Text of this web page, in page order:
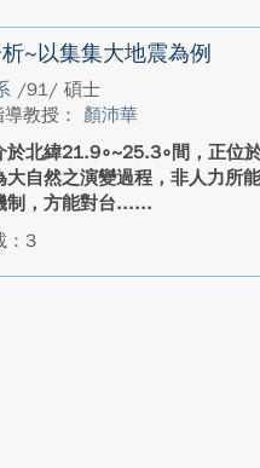
~以集集大地震為例
/91/ 碩士
導教授： 顏沛華
於北緯21.9∘~25.3∘間，正位
大自然之演變過程，非人力所
制，方能對台...
：3